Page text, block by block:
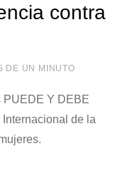
contra
DE UN MINUTO
PUEDE Y DEBE
de la